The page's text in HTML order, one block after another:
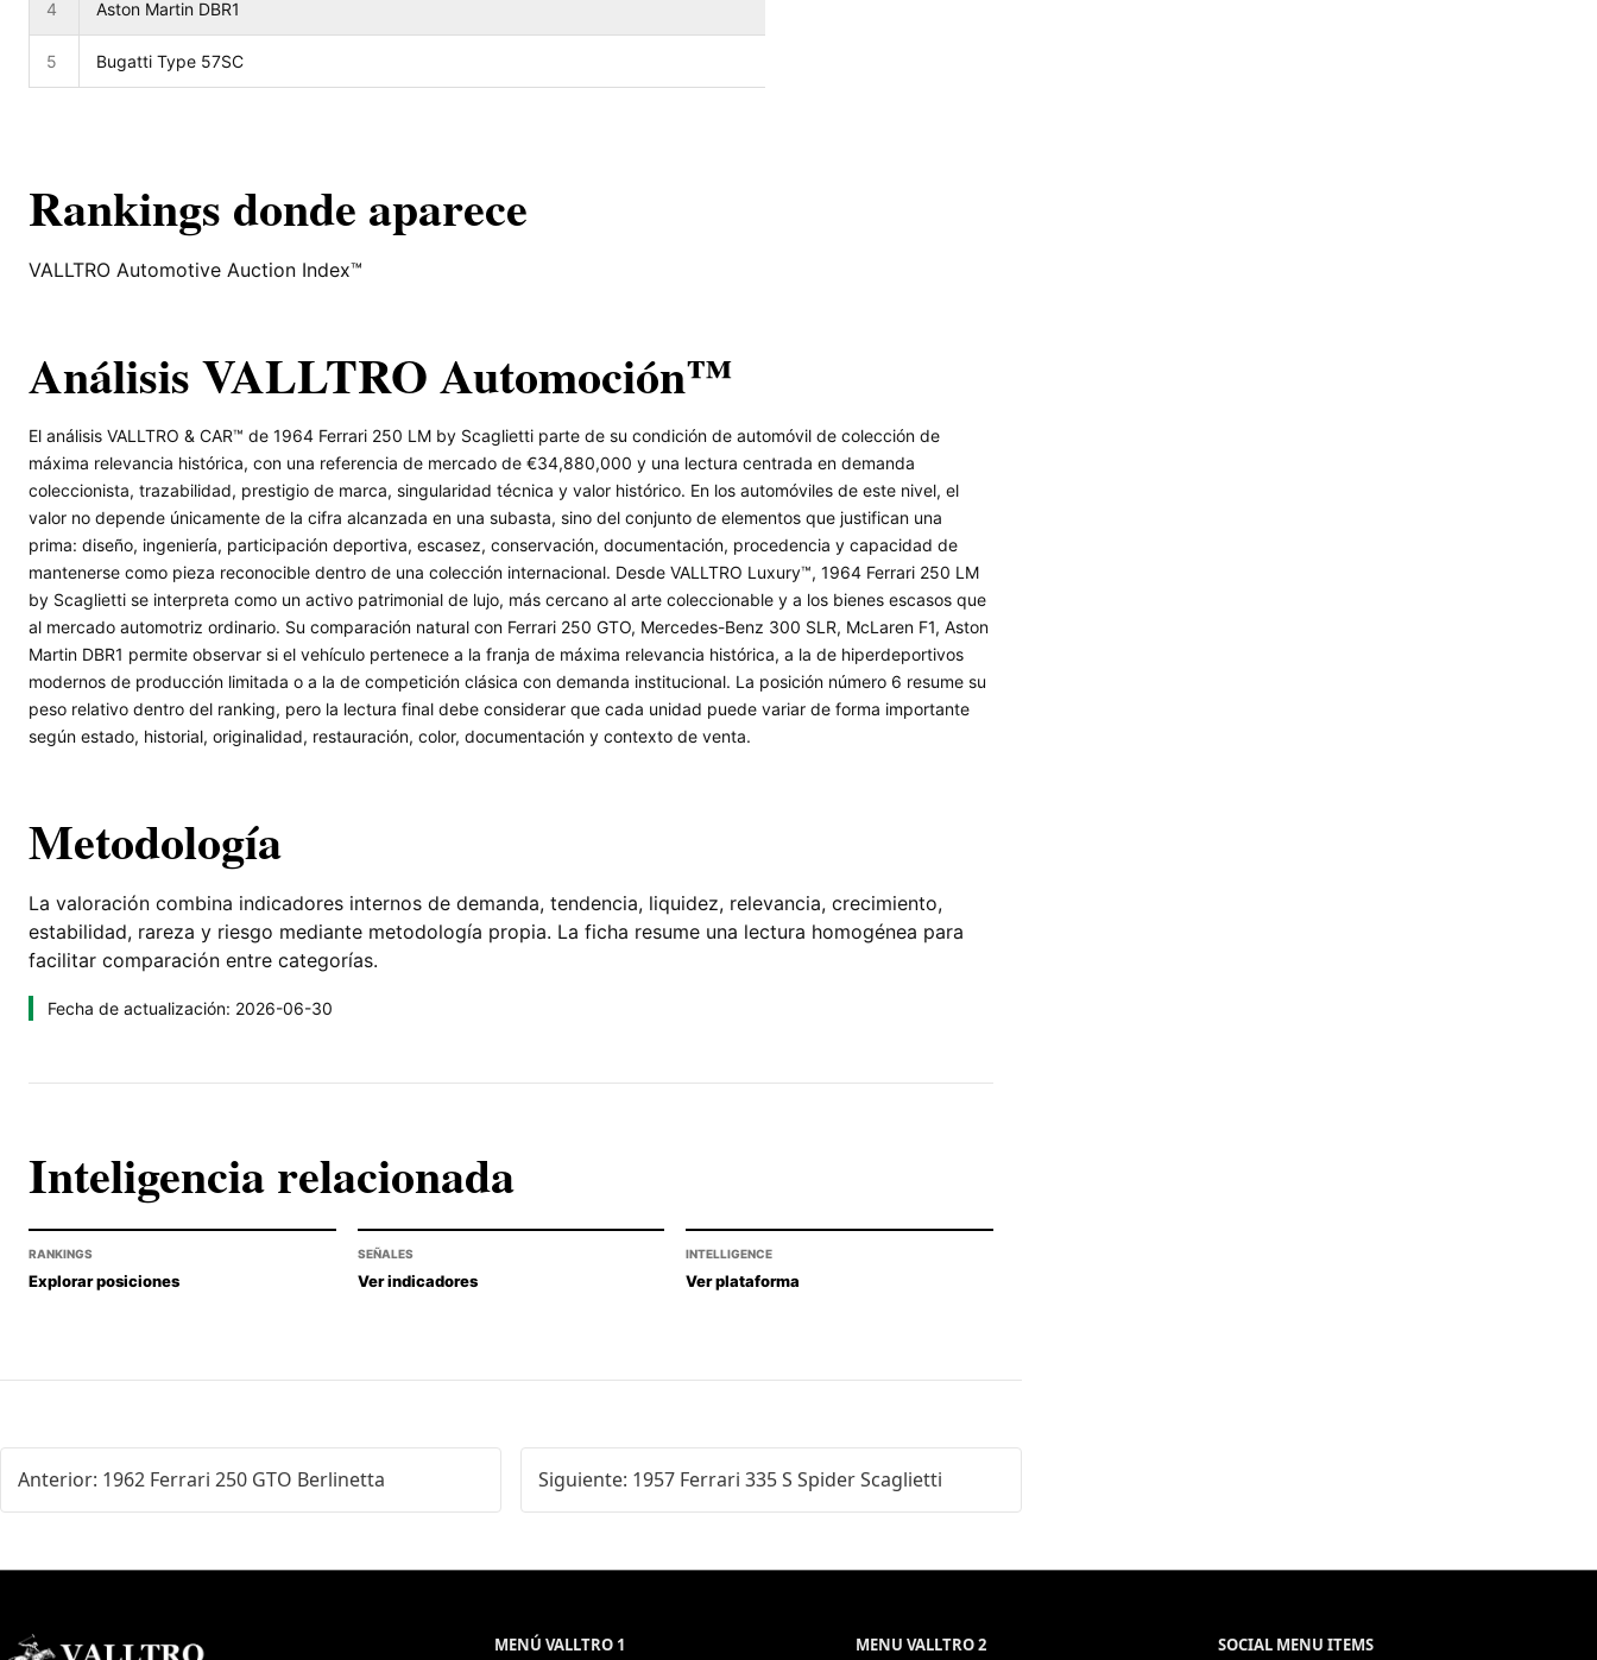
4 Aston Martin DBR1
5 Bugatti Type 57SC
Rankings donde aparece
VALLTRO Automotive Auction Index™
Análisis VALLTRO Automoción™
El análisis VALLTRO & CAR™ de 1964 Ferrari 250 LM by Scaglietti parte de su condición de automóvil de colección de
máxima relevancia histórica, con una referencia de mercado de €34,880,000 y una lectura centrada en demanda
coleccionista, trazabilidad, prestigio de marca, singularidad técnica y valor histórico. En los automóviles de este nivel, el
valor no depende únicamente de la cifra alcanzada en una subasta, sino del conjunto de elementos que justifican una
prima: diseño, ingeniería, participación deportiva, escasez, conservación, documentación, procedencia y capacidad de
mantenerse como pieza reconocible dentro de una colección internacional. Desde VALLTRO Luxury™, 1964 Ferrari 250 LM
by Scaglietti se interpreta como un activo patrimonial de lujo, más cercano al arte coleccionable y a los bienes escasos que
al mercado automotriz ordinario. Su comparación natural con Ferrari 250 GTO, Mercedes-Benz 300 SLR, McLaren F1, Aston
Martin DBR1 permite observar si el vehículo pertenece a la franja de máxima relevancia histórica, a la de hiperdeportivos
modernos de producción limitada o a la de competición clásica con demanda institucional. La posición número 6 resume su
peso relativo dentro del ranking, pero la lectura final debe considerar que cada unidad puede variar de forma importante
según estado, historial, originalidad, restauración, color, documentación y contexto de venta.
Metodología
La valoración combina indicadores internos de demanda, tendencia, liquidez, relevancia, crecimiento,
estabilidad, rareza y riesgo mediante metodología propia. La ficha resume una lectura homogénea para
facilitar comparación entre categorías.
Fecha de actualización: 2026-06-30
Inteligencia relacionada
RANKINGS
Explorar posiciones
SEÑALES
Ver indicadores
INTELLIGENCE
Ver plataforma
Anterior: 1962 Ferrari 250 GTO Berlinetta Siguiente: 1957 Ferrari 335 S Spider Scaglietti
MENÚ VALLTRO 1 MENU VALLTRO 2 SOCIAL MENU ITEMS